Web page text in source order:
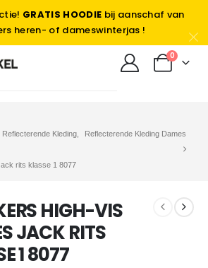
GRATIS HOODIE bij aanschaf van
heren- of dameswinterjas !
0
Reflecterende Kleding Reflecterende Kleding Dames
rits klasse 1 8077
HIGH-VIS
JACK RITS
1 8077